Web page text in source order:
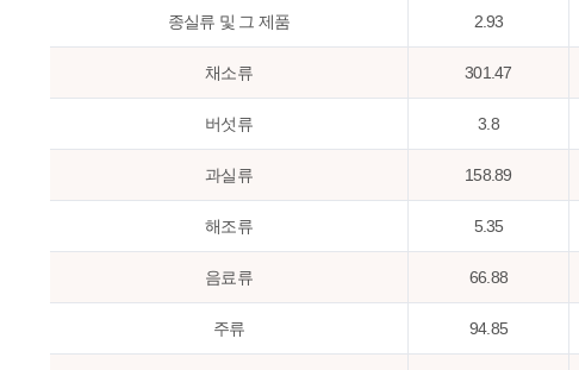
종실류 및 그 제품 2.93
채소류 301.47
버섯류 3.8
과실류 158.89
해조류 5.35
음료류 66.88
주류 94.85